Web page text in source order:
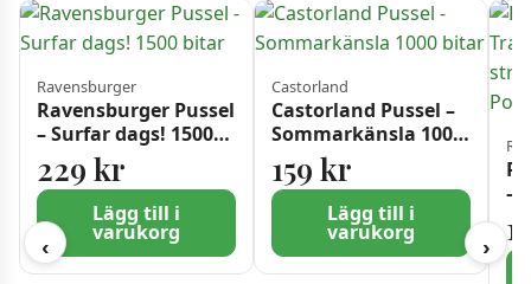
‹
Ravensburger
Ravensburger Pussel
– Surfar dags! 1500
229 kr
Lägg till i
varukorg
Castorland
Castorland Pussel –
Sommarkänsla 1000
bitar
159 kr
Lägg till i
varukorg
–
›